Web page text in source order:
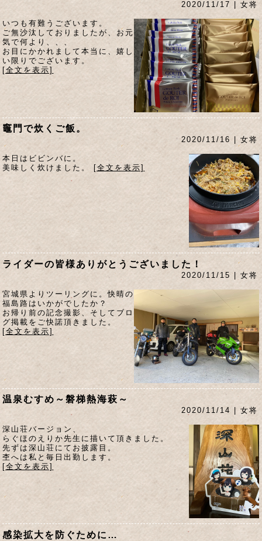
2020/11/17 | 女将
いつも有難うございます。
ご無沙汰しておりましたが、お元
気で何より、、、
お目にかかれまして本当に、嬉し
い限りでございます。
[全文を表示]
竈門で炊くご飯。
2020/11/16 | 女将
本日はビビンバに。
美味しく炊けました。
[全文を表示]
ライダーの皆様ありがとうございました！
2020/11/15 | 女将
宮城県よりツーリングに。快晴の
福島路はいかがでしたか？
お帰り前の記念撮影、そしてブロ
グ掲載をご快諾頂きました。
[全文を表示]
温泉むすめ～磐梯熱海萩～
2020/11/14 | 女将
深山荘バージョン、
らぐほのえりか先生に描いて頂きました。
先ずは深山荘にてお披露目。
杢へは私と毎日出勤します。
[全文を表示]
感染拡大を防ぐために…